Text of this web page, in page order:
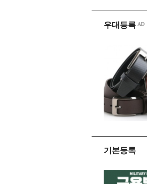
우대등록
기본등록